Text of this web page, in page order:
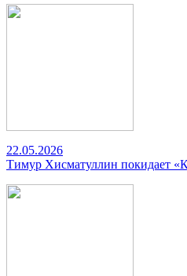
22.05.2026
Тимур Хисматуллин покидает